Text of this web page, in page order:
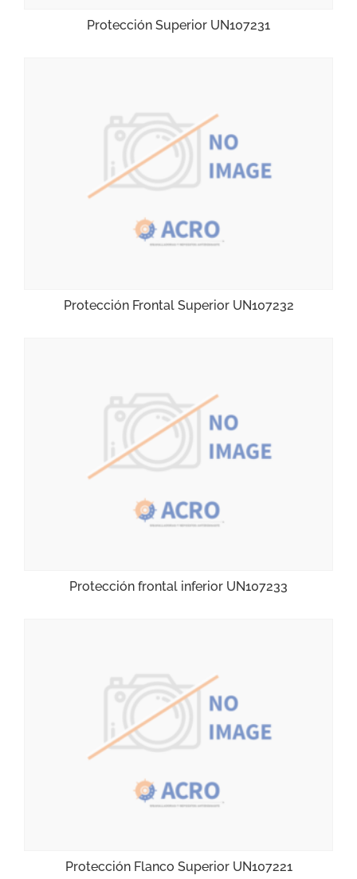
Protección Superior UN107231
Protección Frontal Superior UN107232
Protección frontal inferior UN107233
Protección Flanco Superior UN107221